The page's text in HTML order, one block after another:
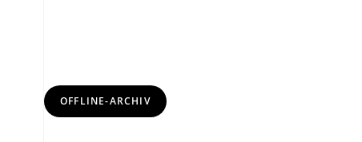
OFFLINE-ARCHIV